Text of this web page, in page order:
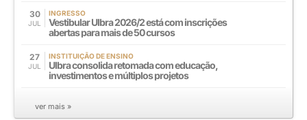
30
JUL
INGRESSO
Vestibular Ulbra 2026/2 está com inscrições
abertas para mais de 50 cursos
27
JUL
INSTITUIÇÃO DE ENSINO
Ulbra consolida retomada com educação,
investimentos e múltiplos projetos
ver mais »